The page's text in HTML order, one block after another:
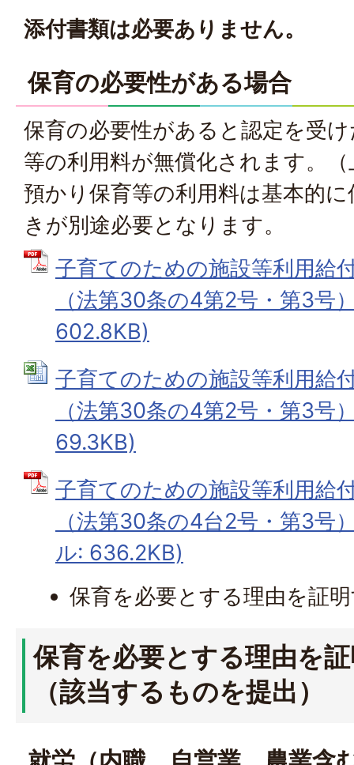
添付書類は必要ありません。
保育の必要性がある場合
保育の必要性があると認定を受
等の利用料が無償化されます。
預かり保育等の利用料は基本的
きが別途必要となります。
子育てのための施設等利用給
（法第30条の4第2号・第3号
602.8KB)
子育てのための施設等利用給
（法第30条の4第2号・第3号
69.3KB)
子育てのための施設等利用給
（法第30条の4台2号・第3号
ル: 636.2KB)
保育を必要とする理由を証
保育を必要とする理由を
（該当するものを提出）